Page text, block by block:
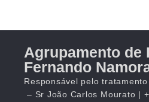
Agrupamento de
Fernando
Responsável pelo
– Sr João Carlos Mourato |